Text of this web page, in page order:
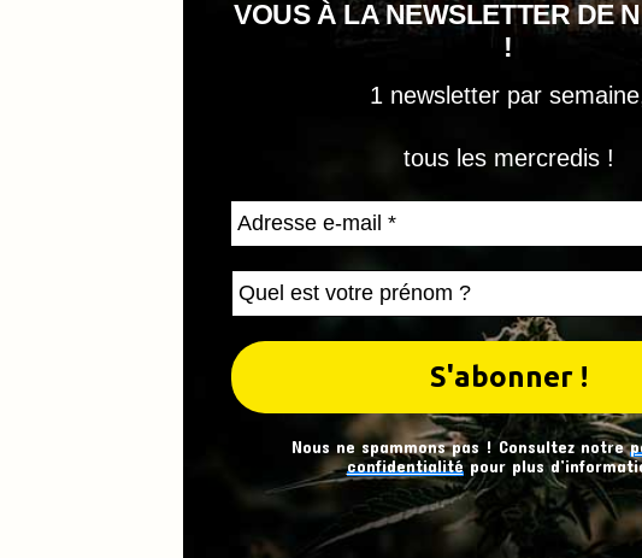
VOUS À LA NEWSLETTER DE
!
1 newsletter par
tous les mercredis !
Nous ne spammons pas ! Consultez notre
confidentialitépour plus